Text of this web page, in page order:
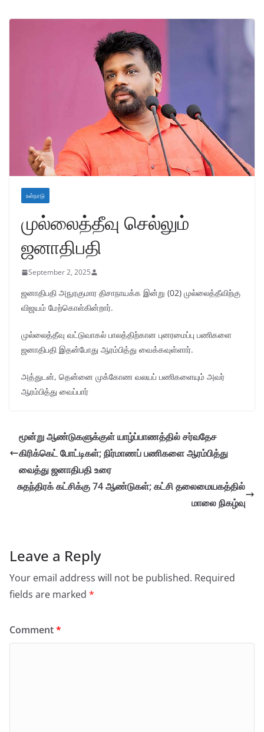
உள்நாடு
முல்லைத்தீவு செல்லும்
ஜனாதிபதி
September 2, 2025
ஜனாதிபதி அநுரகுமார திசாநாயக்க இன்று (02) முல்லைத்தீவிற்கு
விஜயம் மேற்கொள்கின்றார்.
முல்லைத்தீவு வட்டுவாகல் பாலத்திற்கான புனரமைப்பு பணிகளை
ஜனாதிபதி இதன்போது ஆரம்பித்து வைக்கவுள்ளார்.
அத்துடன், தென்னை முக்கோண வலயப் பணிகளையும் அவர்
ஆரம்பித்து வைப்பார்
மூன்று ஆண்டுகளுக்குள் யாழ்ப்பாணத்தில் சர்வதேச
கிரிக்கெட் போட்டிகள்; நிர்மாணப் பணிகளை ஆரம்பித்து
வைத்து ஜனாதிபதி உரை
சுதந்திரக் கட்சிக்கு 74 ஆண்டுகள்; கட்சி தலைமையகத்தில்
மாலை நிகழ்வு
Leave a Reply
Your email address will not be published. Required
fields are marked *
Comment*